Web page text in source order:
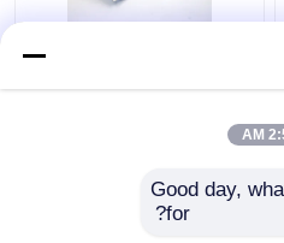
Good day,
for?